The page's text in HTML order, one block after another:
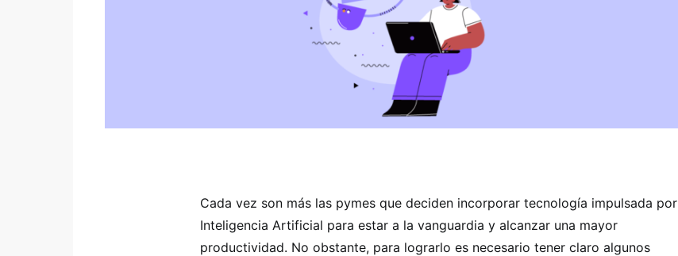
Cada vez son más las pymes que deciden incorporar tecnología impulsada por
Inteligencia Artificial para estar a la vanguardia y alcanzar una mayor
productividad. No obstante, para lograrlo es necesario tener claro algunos